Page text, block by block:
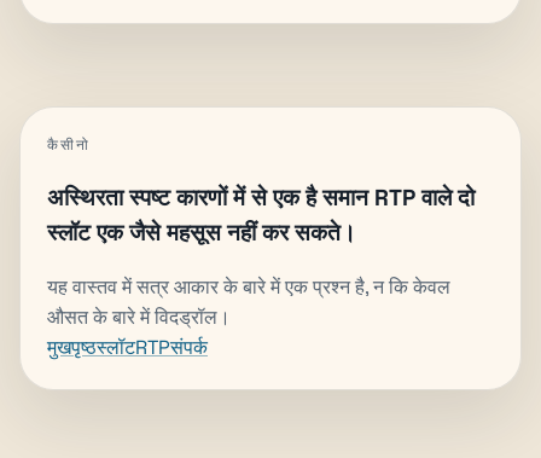
कैसीनो
अस्थिरता स्पष्ट कारणों में से एक है समान RTP वाले दो
स्लॉट एक जैसे महसूस नहीं कर सकते।
यह वास्तव में सत्र आकार के बारे में एक प्रश्न है, न कि केवल
औसत के बारे में विदड्रॉल।
मुखपृष्ठस्लॉटRTPसंपर्क